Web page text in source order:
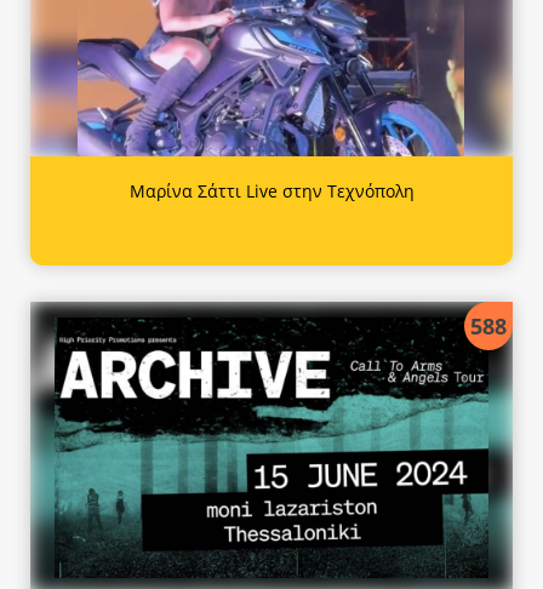
Μαρίνα Σάττι Live στην Τεχνόπολη
588